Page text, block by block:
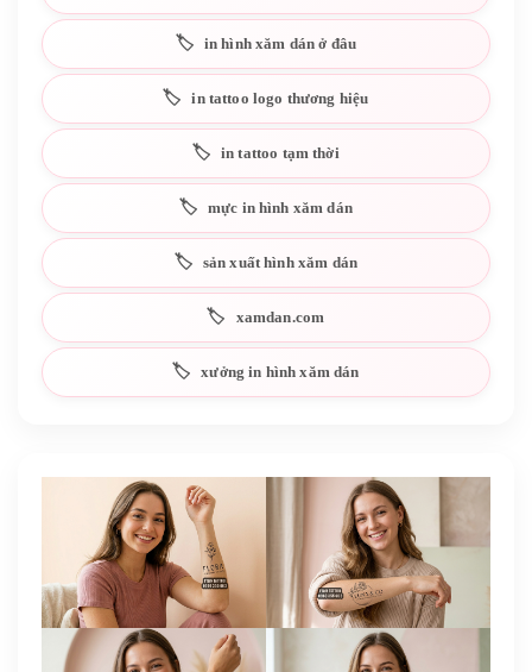
in hình xăm dán ở đâu
in tattoo logo thương hiệu
in tattoo tạm thời
mực in hình xăm dán
sản xuất hình xăm dán
xamdan.com
xưởng in hình xăm dán